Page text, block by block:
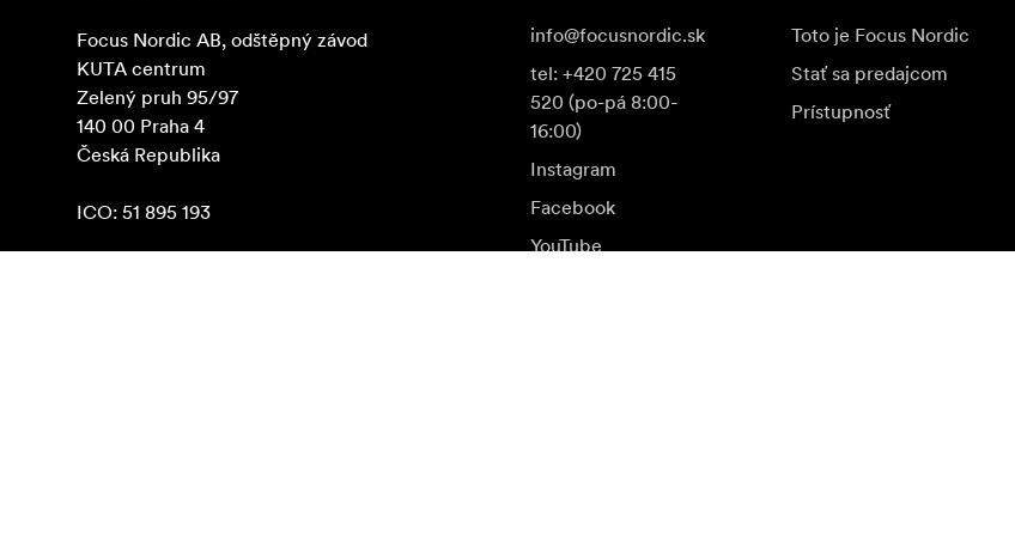
Focus Nordic AB, odštěpný závod
KUTA centrum
Zelený pruh 95/97
140 00 Praha 4
Česká Republika
ICO: 51 895 193
info@focusnordic.sk
tel: +420 725 415
520 (po-pá 8:00-
16:00)
Instagram
Facebook
YouTube
Toto je Focus Nordic
Stať sa predajcom
Prístupnosť